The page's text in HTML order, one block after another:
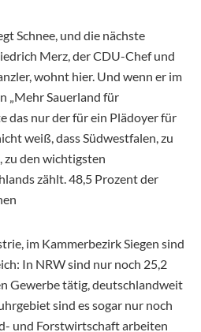
Schnee, und die nächste
Merz, der CDU-Chef und
wohnt hier. Und wenn er im
„Mehr Sauerland für
das nur der für ein Plädoyer für
weiß, dass Südwestfalen, zu
zu den wichtigsten
zählt. 48,5 Prozent der
im Kammerbezirk Siegen sind
In NRW sind nur noch 25,2
Gewerbe tätig, deutschlandweit
sind es sogar nur noch
und Forstwirtschaft arbeiten